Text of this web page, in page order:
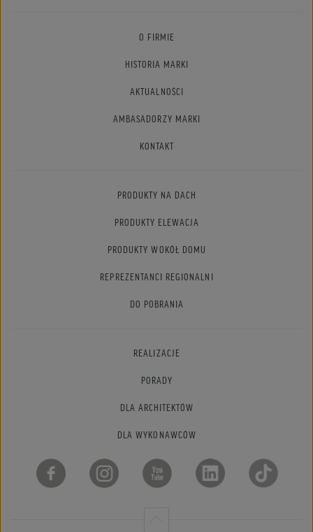
O FIRMIE
HISTORIA MARKI
AKTUALNOŚCI
AMBASADORZY MARKI
KONTAKT
PRODUKTY NA DACH
PRODUKTY ELEWACJA
PRODUKTY WOKÓŁ DOMU
REPREZENTANCI REGIONALNI
DO POBRANIA
REALIZACJE
PORADY
DLA ARCHITEKTÓW
DLA WYKONAWCÓW